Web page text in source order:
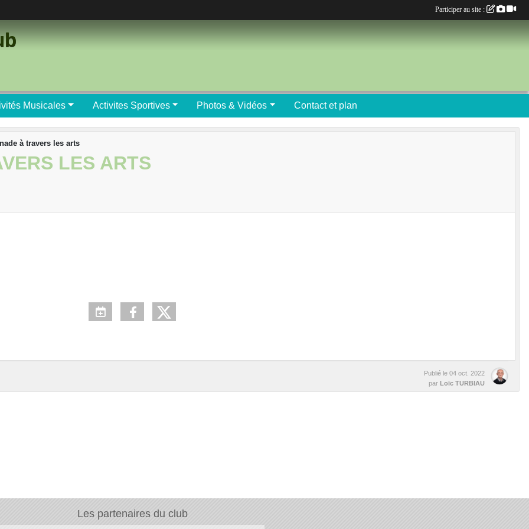
Musicales Activites Sportives Photos & Vidéos Contact et plan
à travers les arts
LES ARTS
Publié le 04 oct. 2022
par Loïc TURBIAU
Les partenaires du club
Participer au site :